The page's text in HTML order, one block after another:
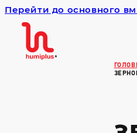
Перейти до основного
Humiplus